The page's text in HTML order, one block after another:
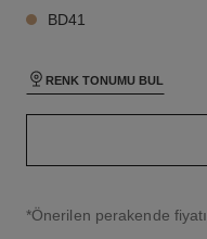
BD41
RENK TONUMU BUL
↩
*Önerilen perakende fiyatı.